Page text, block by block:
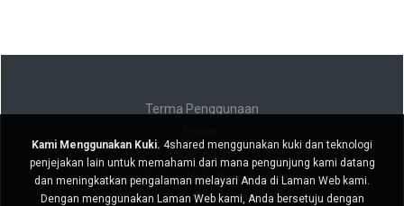
Terma Penggunaan
Jangan jual maklumat peribadi saya
Jangan kongsi maklumat peribadi saya
Kami Menggunakan Kuki. 4shared menggunakan kuki dan teknologi
penjejakan lain untuk memahami dari mana pengunjung kami datang
dan meningkatkan pengalaman melayari Anda di Laman Web kami.
Dengan menggunakan Laman Web kami, Anda bersetuju dengan